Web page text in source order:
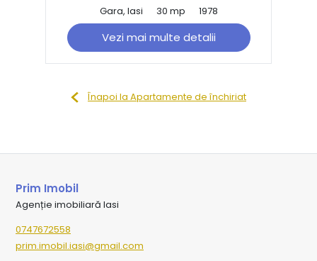
Gara, Iasi
30 mp 1978
Vezi mai multe detalii
Înapoi la Apartamente de închiriat
Prim Imobil
Agenție imobiliară Iasi
0747672558
prim.imobil.iasi@gmail.com